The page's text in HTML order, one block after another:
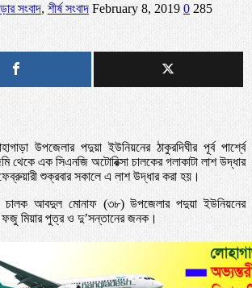
সংবাদ, শীর্ষ সংবাদ February 8, 2019 0 285
উপজেলার পদুয়া ইউনিয়নের ঠাকুরদিঘীর পূর্ব পার্শ্বে
থেকে এক সিএনজি অটোরিক্সা চালকের গলাকাটা লাশ উদ্ধার
শুক্রবার সকালে এ লাশ উদ্ধার করা হয়।
চালক আবদুল মোনাফ (৩৮) উপজেলার পদুয়া ইউনিয়নের
ফজু মিয়ার পুত্র ও দু’সন্তানের জনক।